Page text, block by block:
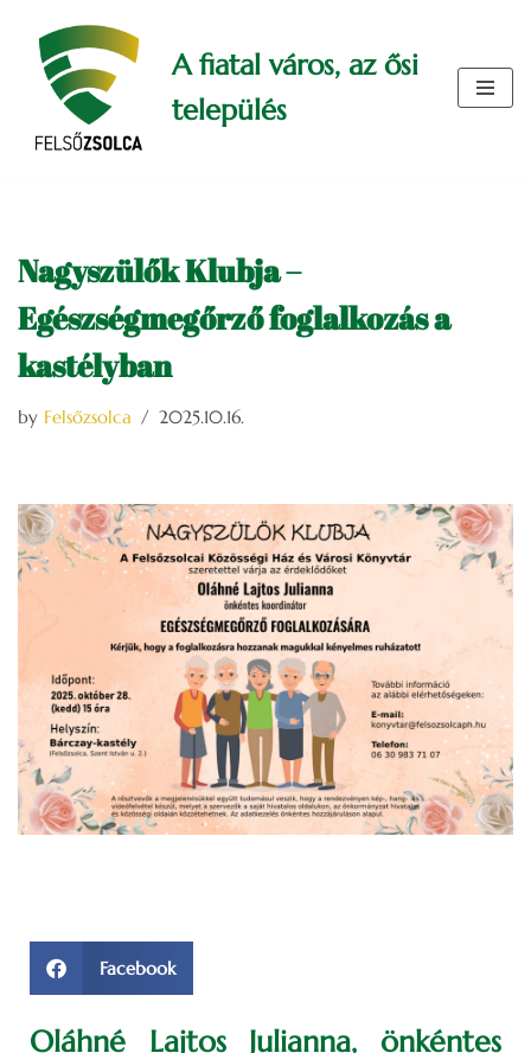
Skip
content
A fiatal város, az ősi
település
Nagyszülők Klubja –
Egészségmegőrző foglalkozás a
kastélyban
by Felsőzsolca 2025.10.16.
Facebook
Oláhné Lajtos Julianna, önkéntes